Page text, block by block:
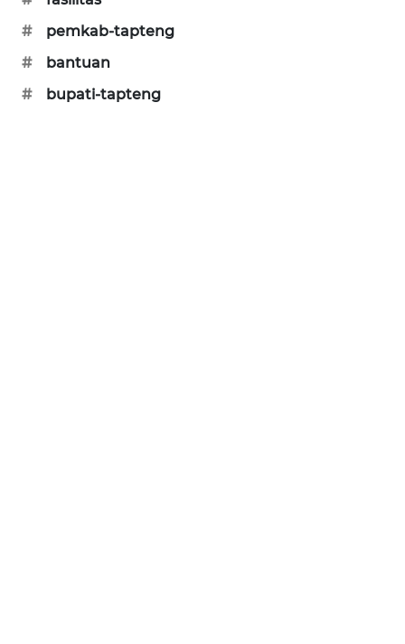
#
pemkab-tapteng
#
bantuan
#
bupati-tapteng
SONYA
ASA
NEWS